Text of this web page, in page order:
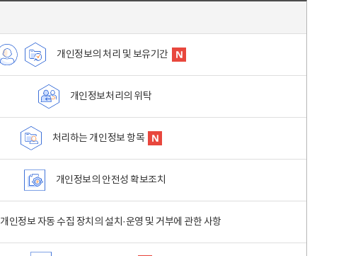
개인정보의 처리 및 보유기간
개인정보처리의 위탁
처리하는 개인정보 항목
개인정보의 안전성 확보조치
개인정보 자동 수집 장치의 설치·운영 및 거부에 관한 사항